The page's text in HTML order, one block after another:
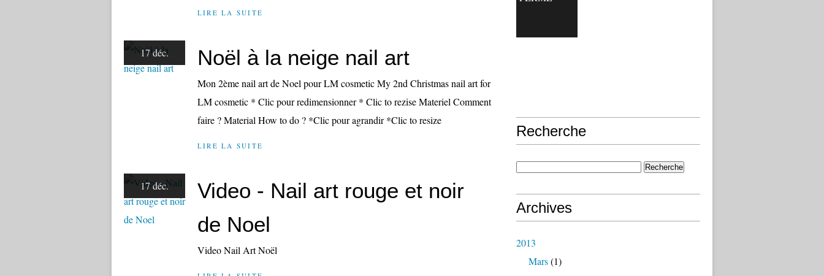
LIRE LA SUITE
17 déc. Noël à la neige nail art
Mon 2ème nail art de Noel pour LM cosmetic My 2nd Christmas nail art for
LM cosmetic * Clic pour redimensionner * Clic to rezise Materiel Comment
faire ? Material How to do ? *Clic pour agrandir *Clic to resize
LIRE LA SUITE
17 déc.
Video - Nail art rouge et noir
de Noel
Video Nail Art Noël
Recherche
Archives
2013
Mars(1)